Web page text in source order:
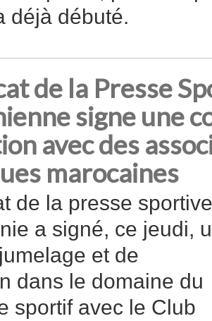
déjà débuté.
de la Presse
signe une
avec des
marocaines
de la presse sportive
a signé, ce jeudi,
et de
dans le domaine du
sportif avec le Club